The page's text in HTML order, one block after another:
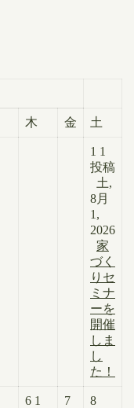
木 金 土
1 1
投稿
土,
8月
1,
2026
家
づく
りセ
ミナ
ーを
開催
しま
し
た！
6 1
7 8